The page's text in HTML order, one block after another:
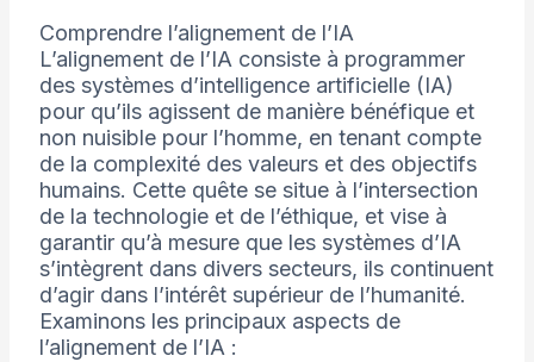
Comprendre l’alignement de l’IA
L’alignement de l’IA consiste à programmer
des systèmes d’intelligence artificielle (IA)
pour qu’ils agissent de manière bénéfique et
non nuisible pour l’homme, en tenant compte
de la complexité des valeurs et des objectifs
humains. Cette quête se situe à l’intersection
de la technologie et de l’éthique, et vise à
garantir qu’à mesure que les systèmes d’IA
s’intègrent dans divers secteurs, ils continuent
d’agir dans l’intérêt supérieur de l’humanité.
Examinons les principaux aspects de
l’alignement de l’IA :